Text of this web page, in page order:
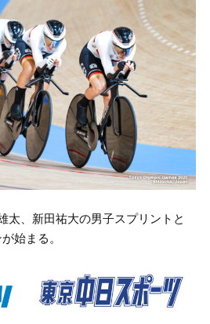
太、新田祐大の男子スプリントと
始まる。